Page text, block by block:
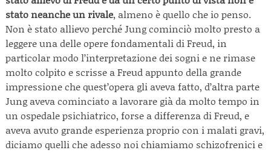
stato neanche un rivale, almeno è quello che io penso.
Non è stato allievo perché Jung cominciò molto presto a
leggere una delle opere fondamentali di Freud, in
particolar modo l’interpretazione dei sogni e ne rimase
molto colpito e scrisse a Freud appunto della grande
impressione che quest’opera gli aveva fatto, d’altra parte
Jung aveva cominciato a lavorare già da molto tempo in
un ospedale psichiatrico, forse a differenza di Freud, e
aveva avuto grande esperienza proprio con i malati gravi,
diciamo quelli che adesso noi chiamiamo schizofrenici e